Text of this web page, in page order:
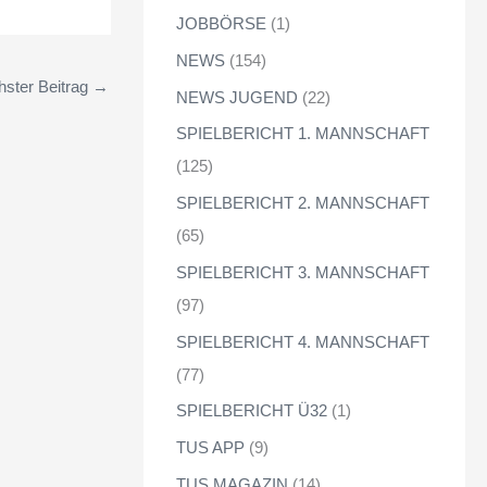
Beitrag →
JOBBÖRSE (1)
NEWS (154)
NEWS JUGEND (22)
SPIELBERICHT 1. MANNSCHAFT
(125)
SPIELBERICHT 2. MANNSCHAFT
(65)
SPIELBERICHT 3. MANNSCHAFT
(97)
SPIELBERICHT 4. MANNSCHAFT
(77)
SPIELBERICHT Ü32 (1)
TUS APP (9)